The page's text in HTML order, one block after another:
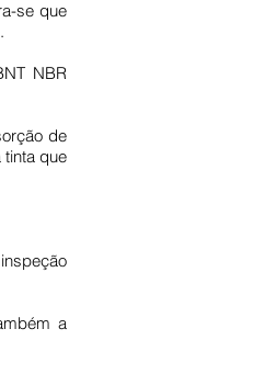
se que
NBR
de
que
a